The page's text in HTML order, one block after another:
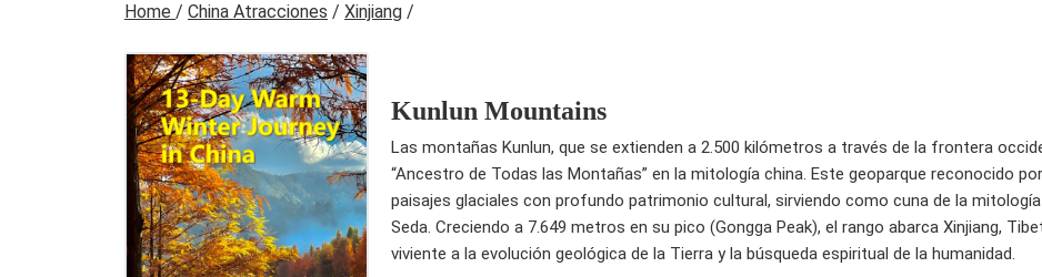
Home / China Atracciones / Xinjiang /
Kunlun Mountains
Las montañas Kunlun, que se extienden a 2.500 kilómetros a través de la frontera
“Ancestro de Todas las Montañas” en la mitología china. Este geoparque reconocido
paisajes glaciales con profundo patrimonio cultural, sirviendo como cuna de la
Seda. Creciendo a 7.649 metros en su pico (Gongga Peak), el rango abarca Xinjiang,
viviente a la evolución geológica de la Tierra y la búsqueda espiritual de la humanidad.